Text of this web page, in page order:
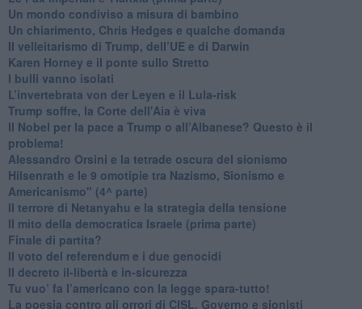
Un mondo condiviso a misura di bambino
​Un chiarimento, Chris Hedges e qualche domanda
Il velleitarismo di Trump, dell’UE e di Darwin
​Karen Horney e il ponte sullo Stretto
​I bulli vanno isolati
L’invertebrata von der Leyen e il Lula-risk
Trump soffre, la Corte dell'Aia è viva
​Il Nobel per la pace a Trump o all’Albanese? Questo è il
problema!
​Alessandro Orsini e la tetrade oscura del sionismo
​Hilsenrath e le 9 omotipie tra Nazismo, Sionismo e
Americanismo" (4^ parte)
​Il terrore di Netanyahu e la strategia della tensione
Il mito della democratica Israele (prima parte)
​Finale di partita?
​Il voto del referendum e i due genocidi
Il decreto il-libertà e in-sicurezza
Tu vuo’ fa l’americano con la legge spara-tutto!
La poesia contro gli orrori di CISL, Governo e sionisti